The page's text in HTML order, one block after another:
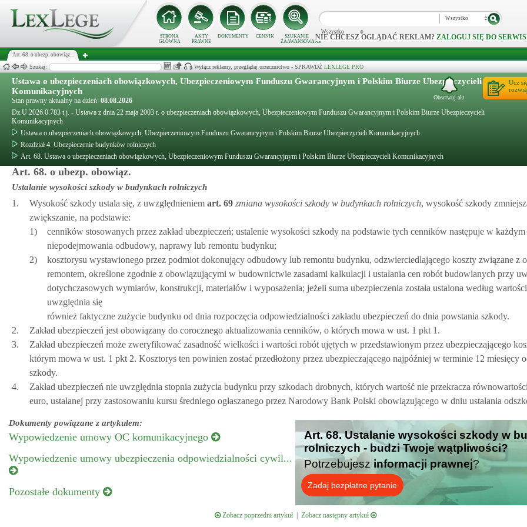
STRONA
GŁÓWNA
AKTY
PRAWNE
DOKUMENTY CENNIK
SZUKANIE
ZAAWANSOWANE
Wszystko
Wszystko
NIE CHCESZ OGLĄDAĆ REKLAM? ZALOGUJ SIĘ DO
Art. 68. o ubezp. obowiąz...
Szukaj: Wyłącz reklamy, przeglądaj orzecznictwo - SPRAWDŹ LEXLEGE PRO
Ustawa o ubezpieczeniach obowiązkowych, Ubezpieczeniowym Funduszu Gwarancyjnym i Polskim Biurze Ubezpieczycieli
Komunikacyjnych
Stan prawny aktualny na dzień: 08.08.2026
Dz.U.2026.0.783 t.j. - Ustawa z dnia 22 maja 2003 r. o ubezpieczeniach obowiązkowych, Ubezpieczeniowym Funduszu Gwarancyjnym i Polskim Biurze Ubezpieczycieli
Komunikacyjnych
Ustawa o ubezpieczeniach obowiązkowych, Ubezpieczeniowym Funduszu Gwarancyjnym i Polskim Biurze Ubezpieczycieli Komunikacyjnych
Rozdział 4. Ubezpieczenie budynków rolniczych
Art. 68. Ustawa o ubezpieczeniach obowiązkowych, Ubezpieczeniowym Funduszu Gwarancyjnym i Polskim Biurze Ubezpieczycieli Komunikacyjnych
Ucz
Obserwuj akt
Art. 68. o ubezp. obowiąz.
Ustalanie wysokości szkody w budynkach rolniczych
1. Wysokość szkody ustala się, z uwzględnieniem art. 69 zmiana wysokości szkody w budynkach rolniczych, wysokość szkody
zwiększanie, na podstawie:
1)
cenników stosowanych przez zakład ubezpieczeń; ustalenie wysokości szkody na podstawie tych cenników następuje w
niepodejmowania odbudowy, naprawy lub remontu budynku;
2)
kosztorysu wystawionego przez podmiot dokonujący odbudowy lub remontu budynku, odzwierciedlającego koszty związane z
remontem, określone zgodnie z obowiązującymi w budownictwie zasadami kalkulacji i ustalania cen robót budowlanych przy
dotychczasowych wymiarów, konstrukcji, materiałów i wyposażenia; jeżeli suma ubezpieczenia została ustalona według
uwzględnia się
również faktyczne zużycie budynku od dnia rozpoczęcia odpowiedzialności zakładu ubezpieczeń do dnia powstania szkody.
2.
Zakład ubezpieczeń jest obowiązany do corocznego aktualizowania cenników, o których mowa w ust. 1 pkt 1.
3.
Zakład ubezpieczeń może zweryfikować zasadność wielkości i wartości robót ujętych w przedstawionym przez ubezpieczającego
którym mowa w ust. 1 pkt 2. Kosztorys ten powinien zostać przedłożony przez ubezpieczającego najpóźniej w terminie 12 miesięcy
szkody.
4.
Zakład ubezpieczeń nie uwzględnia stopnia zużycia budynku przy szkodach drobnych, których wartość nie przekracza
euro, ustalanej przy zastosowaniu kursu średniego ogłaszanego przez Narodowy Bank Polski obowiązującego w dniu ustalania
Dokumenty powiązane z artykułem:
Wypowiedzenie umowy OC komunikacyjnego
Wypowiedzenie umowy ubezpieczenia odpowiedzialności cywil...
Pozostałe dokumenty
Art. 68. Ustalanie wysokości szkody w
rolniczych - budzi Twoje wątpliwości?
Potrzebujesz informacji prawnej?
Zadaj bezpłatne pytanie
Zobacz poprzedni artykuł| Zobacz następny artykuł